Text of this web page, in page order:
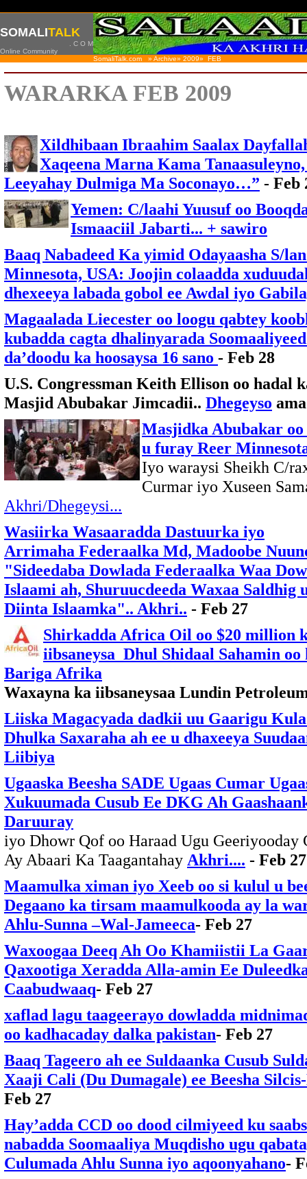
SOMALITALK
. C O M
Online Community
SomaliTalk.com » Archive» 2009» FEB
WARARKA FEB 2009
Xildhibaan Ibraahim Saalax
Xaqeena Marna Kama
Leeyahay Dulmiga Ma Soconayo…” - Feb
Yemen: C/laahi Yuusuf oo
Ismaaciil Jabarti... + sawiro
Baaq Nabadeed Ka yimid Odayaasha S/
Minnesota, USA: Joojin colaadda
dhexeeya labada gobol ee Awdal iyo
Magaalada Liecester oo loogu qabtey
kubadda cagta dhalinyarada
da’doodu ka hoosaysa 16 sano - Feb 28
U.S. Congressman Keith Ellison oo hadal
Masjid Abubakar Jimcadii.. Dhegeyso
Masjidka Abubakar oo
u furay Reer
Iyo waraysi Sheikh C/
Curmar iyo Xuseen
Akhri/Dhegeysi...
Wasiirka Wasaaradda Dastuurka iyo
Arrimaha Federaalka Md, Madoobe
"Sideedaba Dowlada Federaalka Waa
Islaami ah, Shuruucdeeda Waxaa Saldhig
Diinta Islaamka".. Akhri.. - Feb 27
Shirkadda Africa Oil oo $20 million
iibsaneysa Dhul Shidaal Sahamin
Bariga Afrika
Waxayna ka iibsaneysaa Lundin
Liiska Magacyada dadkii uu Gaarigu
Dhulka Saxaraha ah ee u dhaxeeya
Liibiya
Ugaaska Beesha SADE Ugaas Cumar
Xukuumada Cusub Ee DKG Ah
Daruuray
iyo Dhowr Qof oo Haraad Ugu Geeriyooday
Ay Abaari Ka Taagantahay Akhri.... - Feb 27
Maamulka ximan iyo Xeeb oo si kulul u
Degaano ka tirsam maamulkooda ay la
Ahlu-Sunna –Wal-Jameeca- Feb 27
Waxoogaa Deeq Ah Oo Khamiistii La
Qaxootiga Xeradda Alla-amin Ee
Caabudwaaq- Feb 27
xaflad lagu taageerayo dowladda
oo kadhacaday dalka pakistan- Feb 27
Baaq Tageero ah ee Suldaanka Cusub
Xaaji Cali (Du Dumagale) ee Beesha
Feb 27
Hay’adda CCD oo dood cilmiyeed ku
nabadda Soomaaliya Muqdisho ugu
Culumada Ahlu Sunna iyo aqoonyahano-